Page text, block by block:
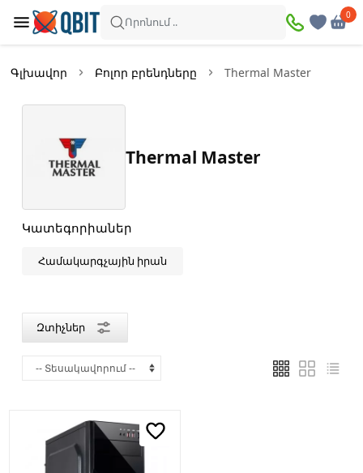
Որոնում ..
0
Գլխավոր Բոլոր բրենդները Thermal Master
Thermal Master
Կատեգորիաներ
Համակարգչային իրան
Զտիչներ
Զտիչներ
Արտադրող